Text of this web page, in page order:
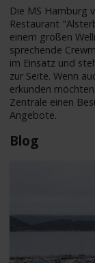
Die MS Hamburg
Restaurant
einem großen
sprechende
im Einsatz und
zur Seite. Wenn
erkunden
Zentrale einen
Angebote.
Blog